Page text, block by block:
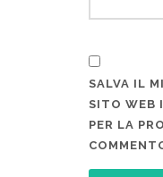
SALVA IL
SITO WEB
PER LA